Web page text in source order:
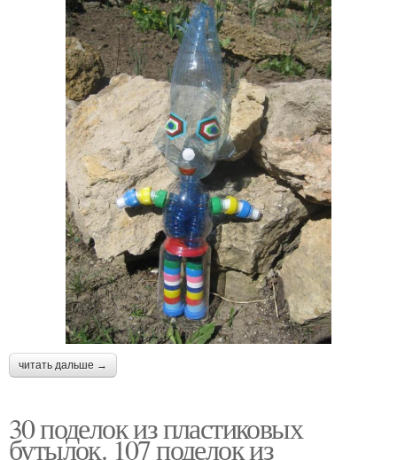
читать дальше →
30 поделок из пластиковых
бутылок. 107 поделок из